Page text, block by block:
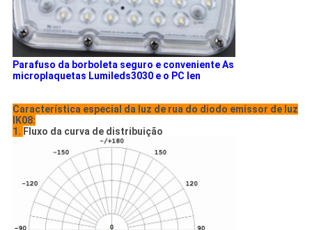
Parafuso da borboleta seguro e conveniente As
microplaquetas Lumileds3030 e o PC len
Característica especial da luz de rua do diodo emissor de luz
IK08:
1. Fluxo da curva de distribuição